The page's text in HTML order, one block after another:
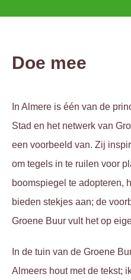
Doe mee
In Almere is één van de
Stad en het netwerk van
een voorbeeld van. Zij
om tegels in te ruilen voor
boomspiegel te adopteren,
bieden stekjes aan; de
Groene Buur vult het op
In de tuin van de Groene
Almeers hout met de tekst;